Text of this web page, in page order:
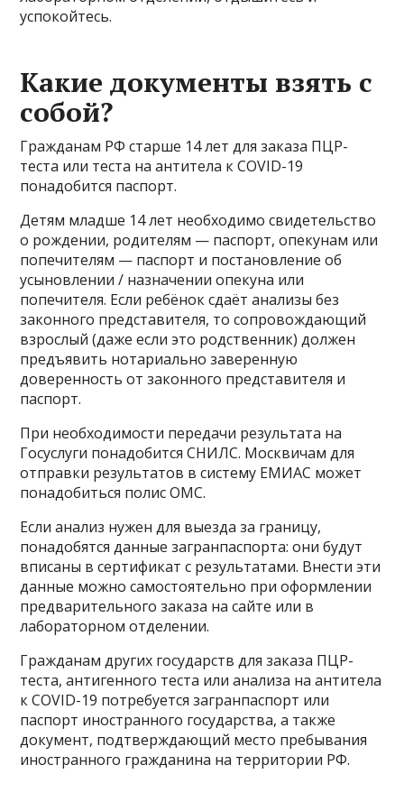
успокойтесь.
Какие документы взять с
собой?
Гражданам РФ старше 14 лет для заказа ПЦР-
теста или теста на антитела к COVID-19
понадобится паспорт.
Детям младше 14 лет необходимо свидетельство
о рождении, родителям — паспорт, опекунам или
попечителям — паспорт и постановление об
усыновлении / назначении опекуна или
попечителя. Если ребёнок сдаёт анализы без
законного представителя, то сопровождающий
взрослый (даже если это родственник) должен
предъявить нотариально заверенную
доверенность от законного представителя и
паспорт.
При необходимости передачи результата на
Госуслуги понадобится СНИЛС. Москвичам для
отправки результатов в систему ЕМИАС может
понадобиться полис ОМС.
Если анализ нужен для выезда за границу,
понадобятся данные загранпаспорта: они будут
вписаны в сертификат с результатами. Внести эти
данные можно самостоятельно при оформлении
предварительного заказа на сайте или в
лабораторном отделении.
Гражданам других государств для заказа ПЦР-
теста, антигенного теста или анализа на антитела
к COVID-19 потребуется загранпаспорт или
паспорт иностранного государства, а также
документ, подтверждающий место пребывания
иностранного гражданина на территории РФ.